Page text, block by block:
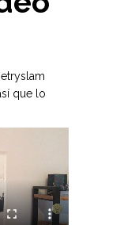
que lo